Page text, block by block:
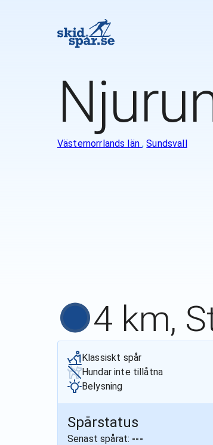
Västernorrlands län,Sundsvall
4 km,
Klassiskt spår
Hundar inte tillåtna
Belysning
Spårstatus
Senast spårat: ---